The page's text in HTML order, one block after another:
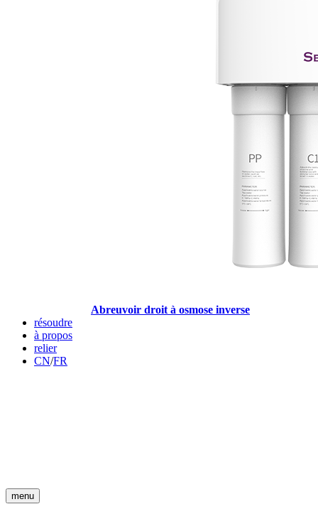
Abreuvoir droit à osmose inverse
résoudre
à propos
relier
CN/FR
menu